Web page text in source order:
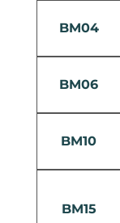
BM04
BM06
BM10
BM15